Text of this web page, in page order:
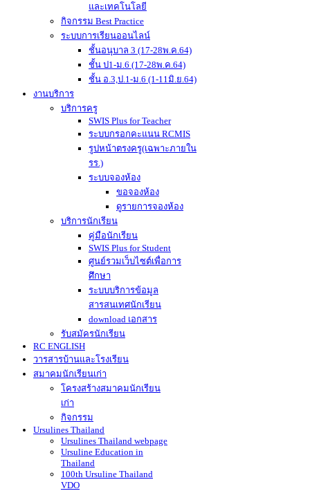
และเทคโนโลยี
กิจกรรม Best Practice
ระบบการเรียนออนไลน์
ชั้นอนุบาล 3 (17-28พ.ค.64)
ชั้น ป1-ม.6 (17-28พ.ค.64)
ชั้น อ.3,ป.1-ม.6 (1-11มิ.ย.64)
งานบริการ
บริการครู
SWIS Plus for Teacher
ระบบกรอกคะแนน RCMIS
รูปหน้าตรงครู(เฉพาะภายใน
รร.)
ระบบจองห้อง
ขอจองห้อง
ดูรายการจองห้อง
บริการนักเรียน
คู่มือนักเรียน
SWIS Plus for Student
ศูนย์รวมเว็บไซต์เพื่อการ
ศึกษา
ระบบบริการข้อมูล
สารสนเทศนักเรียน
download เอกสาร
รับสมัครนักเรียน
RC ENGLISH
วารสารบ้านและโรงเรียน
สมาคมนักเรียนเก่า
โครงสร้างสมาคมนักเรียน
เก่า
กิจกรรม
Ursulines Thailand
Ursulines Thailand webpage
Ursuline Education in
Thailand
100th Ursuline Thailand
VDO